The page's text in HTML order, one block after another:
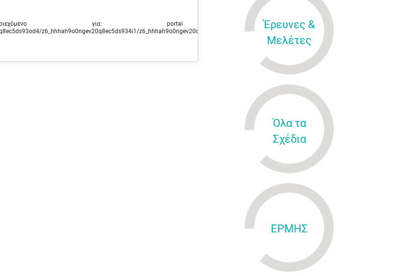
για: ‭portal
z6_hhhah9o0ngev20q8ec5ds934i1/z6_hhhah9o0ngev20q8ec5ds932g1/z6_hhhah9o0ngev20q8ec5ds93242/news02032026‭
Έρευνες &
Μελέτες
Όλα τα
Σχέδια
ΕΡΜΗΣ